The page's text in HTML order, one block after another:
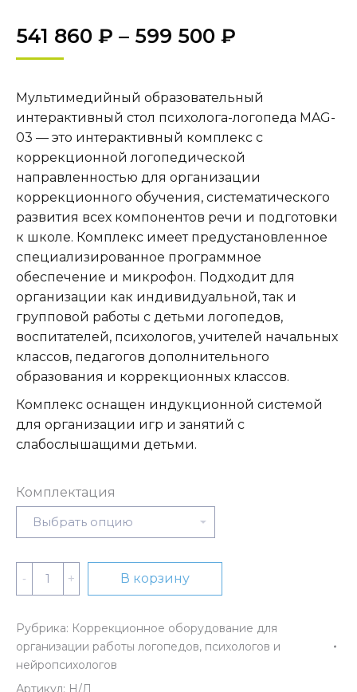
541 860 ₽ – 599 500 ₽
Мультимедийный образовательный
интерактивный стол психолога-логопеда MAG-
03 — это интерактивный комплекс с
коррекционной логопедической
направленностью для организации
коррекционного обучения, систематического
развития всех компонентов речи и подготовки
к школе. Комплекс имеет предустановленное
специализированное программное
обеспечение и микрофон. Подходит для
организации как индивидуальной, так и
групповой работы с детьми логопедов,
воспитателей, психологов, учителей начальных
классов, педагогов дополнительного
образования и коррекционных классов.
Комплекс оснащен индукционной системой
для организации игр и занятий с
слабослышащими детьми.
Комплектация
Количество
Мультимедийный
интерактивный
развивающий
стол
В корзину
Рубрика: Коррекционное оборудование для
организации работы логопедов, психологов и
нейропсихологов
Артикул: Н/Д